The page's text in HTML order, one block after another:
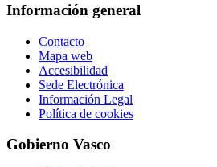
Información general
Contacto
Mapa web
Accesibilidad
Sede Electrónica
Información Legal
Política de cookies
Gobierno Vasco